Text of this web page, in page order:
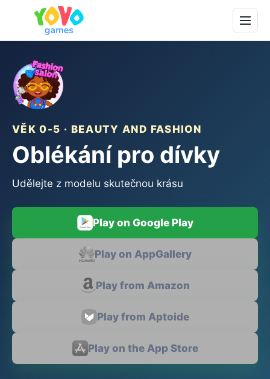
VĚK 0-5 · BEAUTY AND FASHION
Oblékání pro dívky
Udělejte z modelu skutečnou krásu
Play on Google Play
Play on AppGallery
Play from Amazon
Play from Aptoide
Play on the App Store